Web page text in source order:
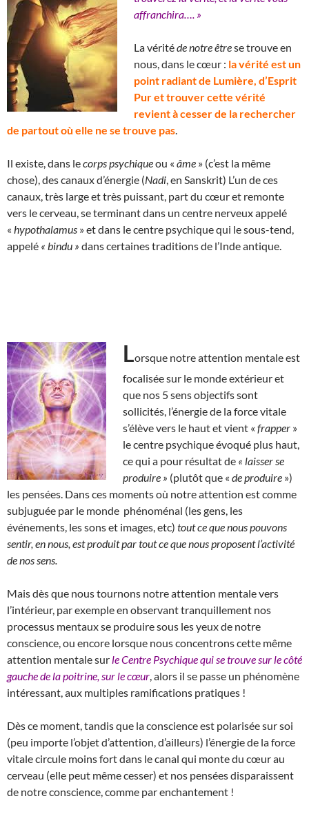
affranchira…. »
La véritéde notre êtrese trouve en
nous, dans le cœur : la vérité est un
point radiant de Lumière, d’Esprit
Pur et trouver cette vérité
revient à cesser de la rechercher
de partout où elle ne se trouve pas
Il existe, dans lecorps psychiqueou « âme » (c’est la même
chose), des canaux d’énergie (Nadi , en Sanskrit) L’un de ces
canaux, très large et très puissant, part du cœur et remonte
vers le cerveau, se terminant dans un centre nerveux appelé
« hypothalamus » et dans le centre psychique qui le sous-tend,
appelé « bindu » dans certaines traditions de l’Inde antique.
Lorsque notre attention mentale est
focalisée sur le monde extérieur et
que nos 5 sens objectifs sont
sollicités, l’énergie de la force vitale
s’élève vers le haut et vient « frapper »
le centre psychique évoqué plus haut,
ce qui a pour résultat de « laisser se
produire » (plutôt que « de produire »)
les pensées. Dans ces moments où notre attention est comme
subjuguée par le monde phénoménal (les gens, les
événements, les sons et images, etc) tout ce que nous pouvons
sentir, en nous, est produit par tout ce que nous proposent l’activité
de nos sens.
Mais dès que nous tournons notre attention mentale vers
l’intérieur, par exemple en observant tranquillement nos
processus mentaux se produire sous les yeux de notre
conscience, ou encore lorsque nous concentrons cette même
attention mentale sur le Centre Psychique qui se trouve sur le côté
gauche de la poitrine, sur le cœur , alors il se passe un phénomène
intéressant, aux multiples ramifications pratiques !
Dès ce moment, tandis que la conscience est polarisée sur soi
(peu importe l’objet d’attention, d’ailleurs) l’énergie de la force
vitale circule moins fort dans le canal qui monte du cœur au
cerveau (elle peut même cesser) et nos pensées disparaissent
de notre conscience, comme par enchantement !